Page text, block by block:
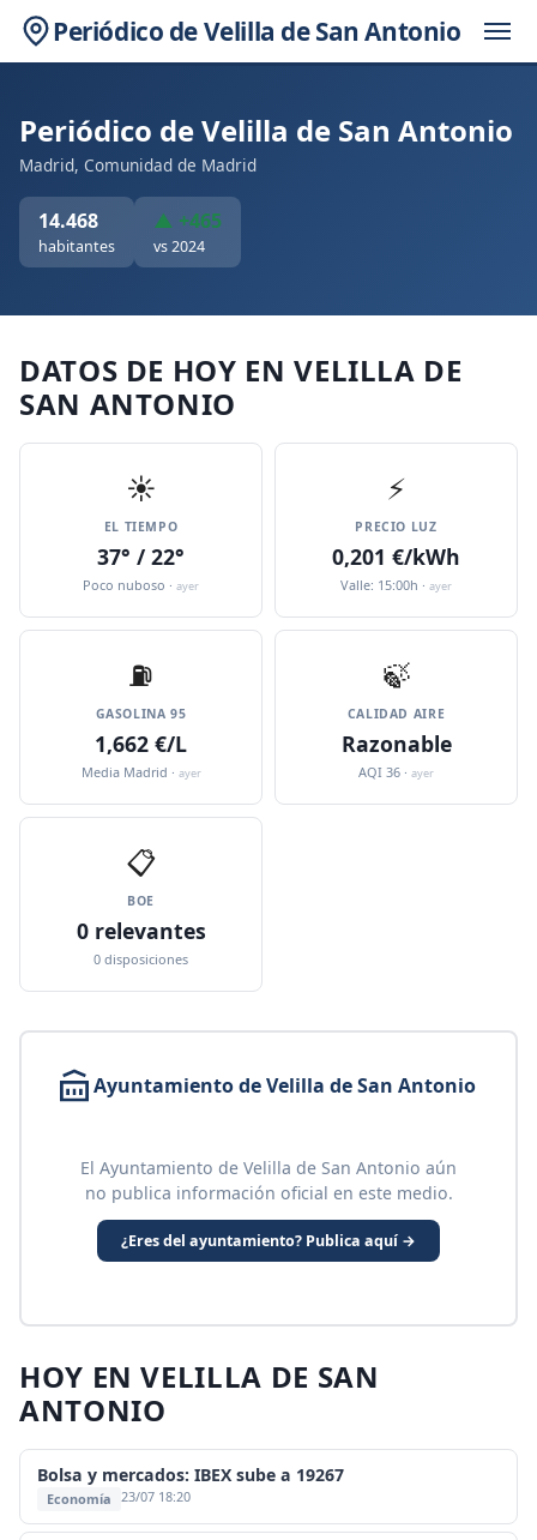
Periódico de Velilla de San Antonio
Periódico de Velilla de San Antonio
Madrid, Comunidad de Madrid
14.468
habitantes
▲ +465
vs 2024
DATOS DE HOY EN VELILLA DE
SAN ANTONIO
☀️
EL TIEMPO
37° / 22°
Poco nuboso · ayer
⚡
PRECIO LUZ
0,201 €/kWh
Valle: 15:00h · ayer
⛽️
GASOLINA 95
1,662 €/L
Media Madrid · ayer
🍃
CALIDAD AIRE
Razonable
AQI 36 · ayer
📋
BOE
0 relevantes
0 disposiciones
Ayuntamiento de Velilla de San Antonio
El Ayuntamiento de Velilla de San Antonio aún
no publica información oficial en este medio.
¿Eres del ayuntamiento? Publica aquí →
HOY EN VELILLA DE SAN
ANTONIO
Bolsa y mercados: IBEX sube a 19267
Economía 23/07 18:20